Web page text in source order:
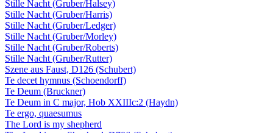
Stille Nacht (Gruber/Halsey)
Stille Nacht (Gruber/Harris)
Stille Nacht (Gruber/Ledger)
Stille Nacht (Gruber/Morley)
Stille Nacht (Gruber/Roberts)
Stille Nacht (Gruber/Rutter)
Szene aus Faust, D126 (Schubert)
Te decet hymnus (Schoendorff)
Te Deum (Bruckner)
Te Deum in C major, Hob XXIIIc:2 (Haydn)
Te ergo, quaesumus
The Lord is my shepherd